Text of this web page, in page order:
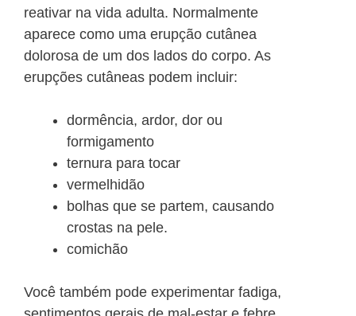
reativar na vida adulta. Normalmente
aparece como uma erupção cutânea
dolorosa de um dos lados do corpo. As
erupções cutâneas podem incluir:
dormência, ardor, dor ou
formigamento
ternura para tocar
vermelhidão
bolhas que se partem, causando
crostas na pele.
comichão
Você também pode experimentar fadiga,